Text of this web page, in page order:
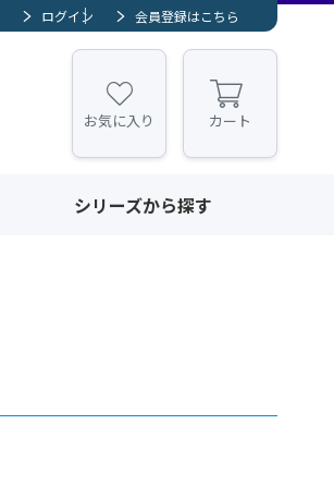
ログイン 会員登録はこちら
お気に入り カート
シリーズから探す